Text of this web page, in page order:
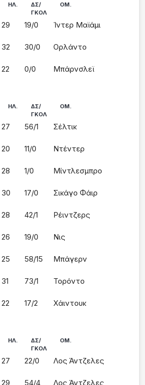
ΗΛ.
ΔΣ/
ΓΚΟΛ
ΟΜ.
29 19/0 Ίντερ Μαϊάμι
32 30/0 Ορλάντο
22 0/0 Μπάρνσλεϊ
ΗΛ.
ΔΣ/
ΓΚΟΛ
ΟΜ.
27 56/1 Σέλτικ
20 11/0 Ντέντερ
28 1/0 Μίντλεσμπρο
30 17/0 Σικάγο Φάιρ
28 42/1 Ρέιντζερς
26 19/0 Νις
25 58/15 Μπάγερν
31 73/1 Τορόντο
22 17/2 Χάιντουκ
ΗΛ.
ΔΣ/
ΓΚΟΛ
ΟΜ.
27 22/0 Λος Άντζελες
29 54/4 Λος Άντζελες